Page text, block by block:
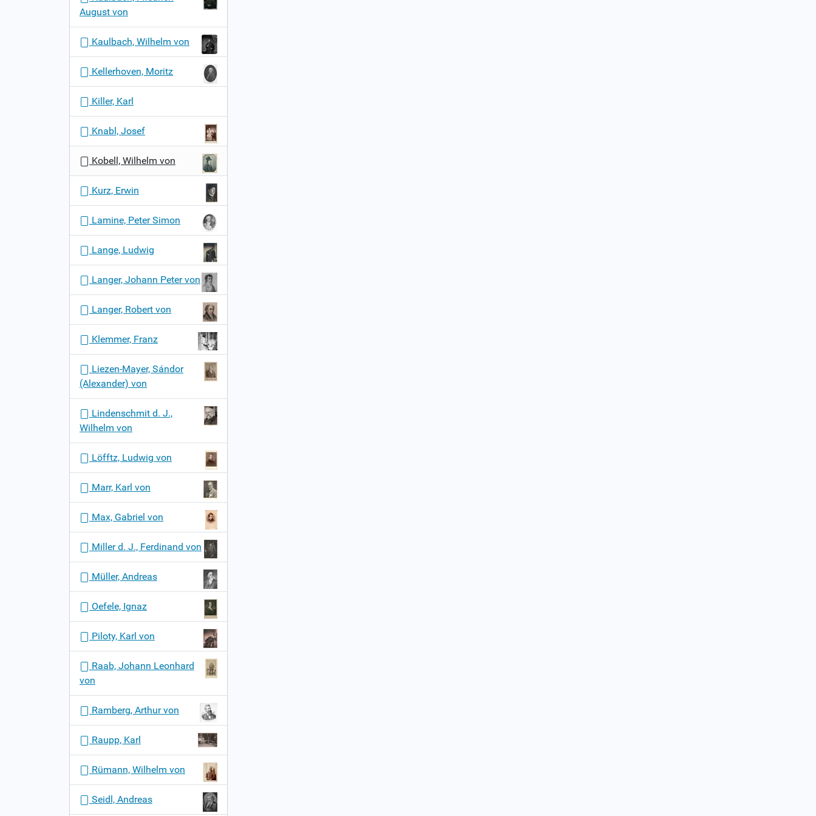
August von
Kaulbach, Wilhelm von
Kellerhoven, Moritz
Killer, Karl
Knabl, Josef
Kobell, Wilhelm von
Kurz, Erwin
Lamine, Peter Simon
Lange, Ludwig
Langer, Johann Peter von
Langer, Robert von
Klemmer, Franz
Liezen-Mayer, Sándor
(Alexander) von
Lindenschmit d. J.,
Wilhelm von
Löfftz, Ludwig von
Marr, Karl von
Max, Gabriel von
Miller d. J., Ferdinand von
Müller, Andreas
Oefele, Ignaz
Piloty, Karl von
Raab, Johann Leonhard
von
Ramberg, Arthur von
Raupp, Karl
Rümann, Wilhelm von
Seidl, Andreas